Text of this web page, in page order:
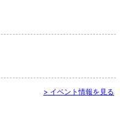
> イベント情報を見る